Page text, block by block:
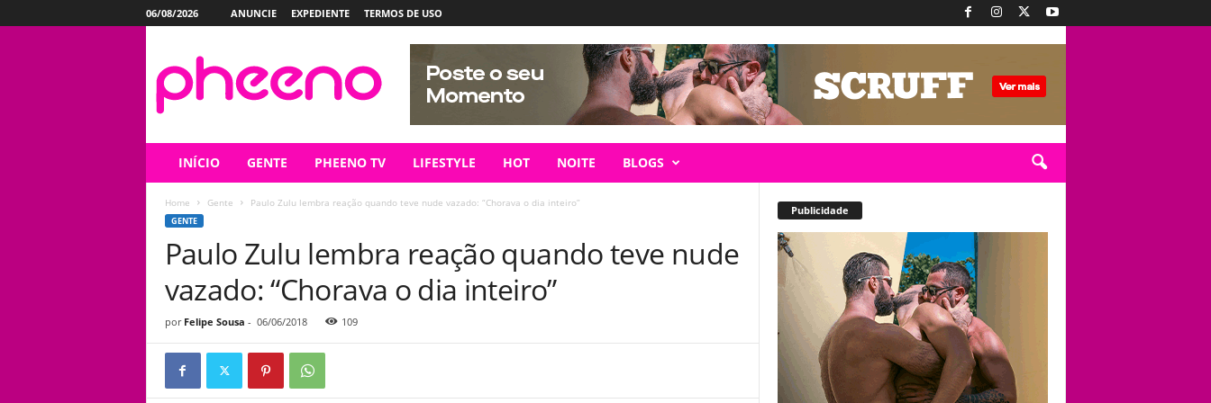
06/08/2026 ANUNCIE EXPEDIENTE TERMOS DE USO
INÍCIO GENTE PHEENO TV LIFESTYLE HOT NOITE BLOGS
Home Gente Paulo Zulu lembra reação quando teve nude vazado: “Chorava o dia inteiro”
GENTE
Paulo Zulu lembra reação quando teve nude
vazado: “Chorava o dia inteiro”
por Felipe Sousa - 06/06/2018 109
Publicidade